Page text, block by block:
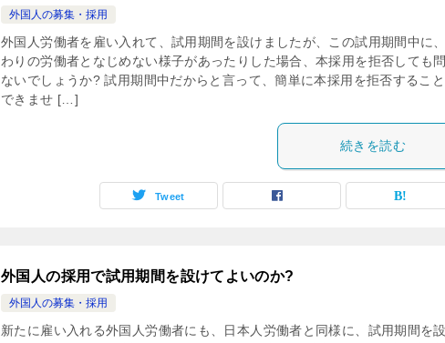
外国人の募集・採用
外国人労働者を雇い入れて、試用期間を設けましたが、この試用期間中に
わりの労働者となじめない様子があったりした場合、本採用を拒否しても
ないでしょうか? 試用期間中だからと言って、簡単に本採用を拒否するこ
できませ […]
続きを読む
Tweet
外国人の採用で試用期間を設けてよいのか?
外国人の募集・採用
新たに雇い入れる外国人労働者にも、日本人労働者と同様に、試用期間を